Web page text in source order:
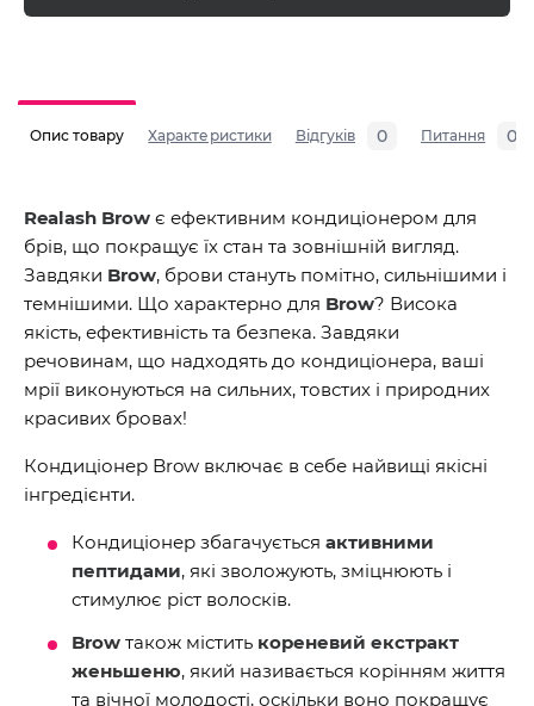
Опис товару Характеристики Відгуків 0 Питання 0
Realash Brow є ефективним кондиціонером для
брів, що покращує їх стан та зовнішній вигляд.
Завдяки Brow, брови стануть помітно, сильнішими і
темнішими. Що характерно для Brow? Висока
якість, ефективність та безпека. Завдяки
речовинам, що надходять до кондиціонера, ваші
мрії виконуються на сильних, товстих і природних
красивих бровах!
Кондиціонер Brow включає в себе найвищі якісні
інгредієнти.
Кондиціонер збагачується активними
пептидами, які зволожують, зміцнюють і
стимулює ріст волосків.
Brow також містить кореневий екстракт
женьшеню, який називається корінням життя
та вічної молодості, оскільки воно покращує